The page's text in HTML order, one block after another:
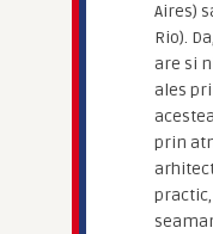
Aires)
Rio).
are si
ales
prin